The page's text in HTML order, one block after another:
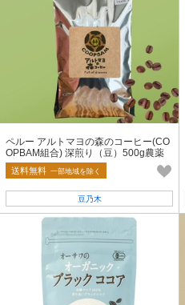
ペルー アルトマヨの森のコーヒー(CO
OPBAM組合) 深煎り（豆）500g農薬
不使用【フェアトレード】
送料無料 一部地域を除く
豆乃木